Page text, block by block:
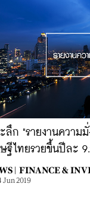
ะลึก "รายงานความ
ษฐีไทยรวยขึ้นปีละ
| FINANCE &
Jun 2019